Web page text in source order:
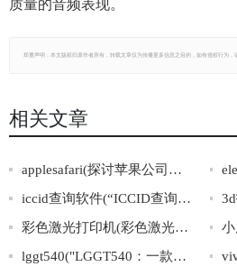
质量的音频表现。
郑重声明：本文版权归原作者所有，转载文章仅为传播更多信息之目的，如有侵权行为，
相关文章
applesafari(探讨苹果公司旗下浏览器Safari的特点和优劣势)
iccid查询软件(“ICCID查询软件”介绍与应用指南)
彩色激光打印机(彩色激光打印机的工作原理、特点与购买建议)
lggt540("LGGT540：一款经典的Android智能手机")